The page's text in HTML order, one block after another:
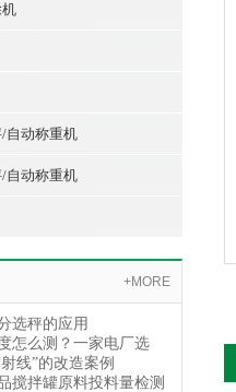
自动称重机
自动称重机
+MORE
选秤的应用
怎么测？一家电厂选
线”的改造案例
搅拌罐原料投料量检测